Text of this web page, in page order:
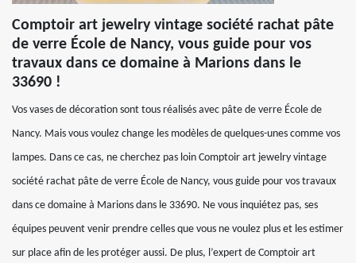
Comptoir art jewelry vintage société rachat pâte
de verre École de Nancy, vous guide pour vos
travaux dans ce domaine à Marions dans le
33690 !
Vos vases de décoration sont tous réalisés avec pâte de verre École de
Nancy. Mais vous voulez change les modèles de quelques-unes comme vos
lampes. Dans ce cas, ne cherchez pas loin Comptoir art jewelry vintage
société rachat pâte de verre École de Nancy, vous guide pour vos travaux
dans ce domaine à Marions dans le 33690. Ne vous inquiétez pas, ses
équipes peuvent venir prendre celles que vous ne voulez plus et les estimer
sur place afin de les protéger aussi. De plus, l’expert de Comptoir art